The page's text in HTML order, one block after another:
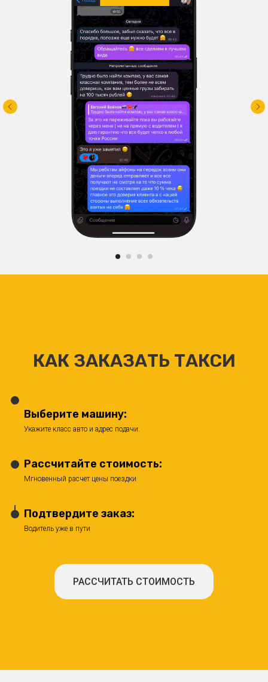
КАК ЗАКАЗАТЬ ТАКСИ
Выберите машину:
Укажите класс авто и адрес подачи.
Рассчитайте стоимость:
Мгновенный расчет цены поездки
Подтвердите заказ:
Водитель уже в пути
РАССЧИТАТЬ СТОИМОСТЬ